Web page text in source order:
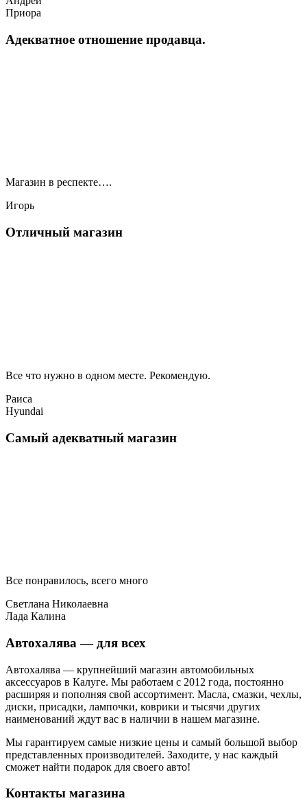
Приора
Адекватное отношение продавца.
Магазин в респекте….
Игорь
Отличный магазин
Все что нужно в одном месте. Рекомендую.
Раиса
Hyundai
Самый адекватный магазин
Все понравилось, всего много
Светлана Николаевна
Лада Калина
Автохалява — для всех
Автохалява — крупнейший магазин автомобильных
аксессуаров в Калуге. Мы работаем с 2012 года, постоянно
расширяя и пополняя свой ассортимент. Масла, смазки, чехлы,
диски, присадки, лампочки, коврики и тысячи других
наименований ждут вас в наличии в нашем магазине.
Мы гарантируем самые низкие цены и самый большой выбор
представленных производителей. Заходите, у нас каждый
сможет найти подарок для своего авто!
Контакты магазина